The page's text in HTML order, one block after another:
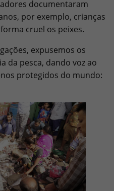
documentaram
por exemplo, crianças
cruel os peixes.
expusemos os
da pesca, dando voz ao
protegidos do mundo: